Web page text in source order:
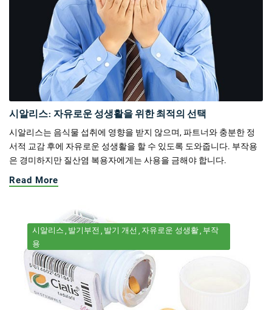
시알리스: 자유로운 성생활을 위한 최적의 선택
시알리스는 음식물 섭취에 영향을 받지 않으며, 파트너와 충분한 정
서적 교감 후에 자유로운 성생활을 할 수 있도록 도와줍니다. 부작용
은 경미하지만 질산염 복용자에게는 사용을 금해야 합니다.
Read More
시알리스 발기부전 발기 개선 자유로운 성생활 부작
용